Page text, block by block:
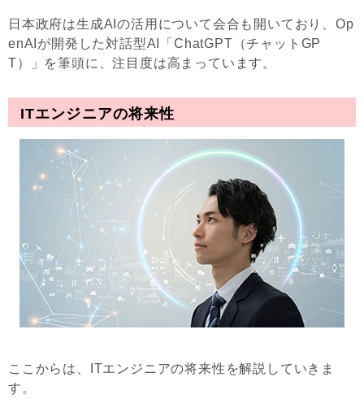
日本政府は生成AIの活用について会合も開いており、Op
enAIが開発した対話型AI「ChatGPT（チャットGP
T）」を筆頭に、注目度は高まっています。
ITエンジニアの将来性
ここからは、ITエンジニアの将来性を解説していきま
す。